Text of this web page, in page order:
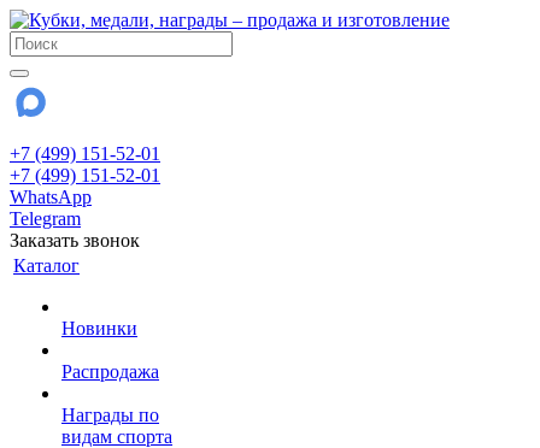
+7 (499) 151-52-01
+7 (499) 151-52-01
WhatsApp
Telegram
Заказать звонок
Каталог
Новинки
Распродажа
Награды по
видам спорта